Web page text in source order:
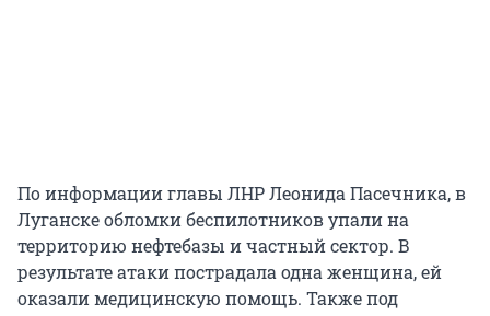
По информации главы ЛНР Леонида Пасечника, в
Луганске обломки беспилотников упали на
территорию нефтебазы и частный сектор. В
результате атаки пострадала одна женщина, ей
оказали медицинскую помощь. Также под